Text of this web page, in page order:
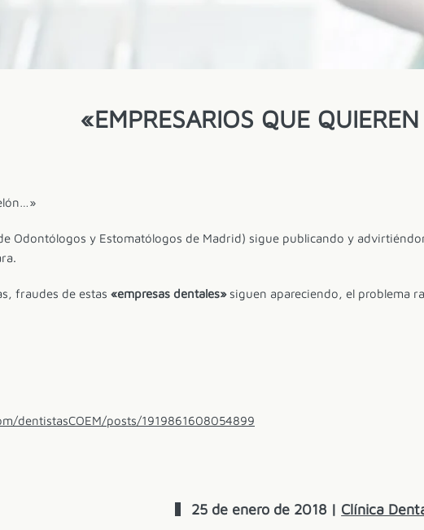
«EMPRESARIOS QUE
Odontólogos y Estomatólogos de Madrid) sigue publicando y
fraudes de estas «empresas dentales»siguen apareciendo, el problema
dentistasCOEM/posts/1919861608054899
25 de enero de 2018 | Clínica